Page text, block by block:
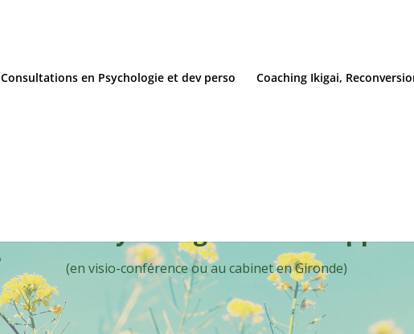
Consultations en Psychologie et dev perso Coaching Ikigai,
(en visio-conférence ou au cabinet en Gironde)